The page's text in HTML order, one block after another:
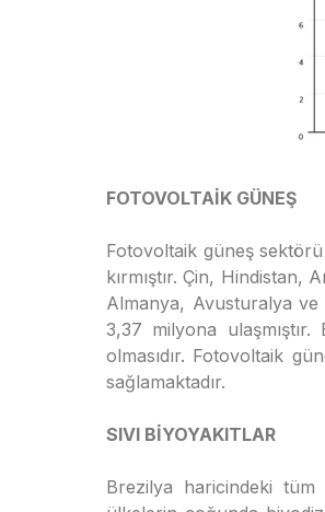
FOTOVOLTAİK GÜNEŞ
Fotovoltaik güneş sektörü
kırmıştır. Çin,
Almanya, Avusturalya
3,37 milyona
olmasıdır. Fotovoltaik
sağlamaktadır.
SIVI BİYOYAKITLAR
Brezilya haricindeki tüm